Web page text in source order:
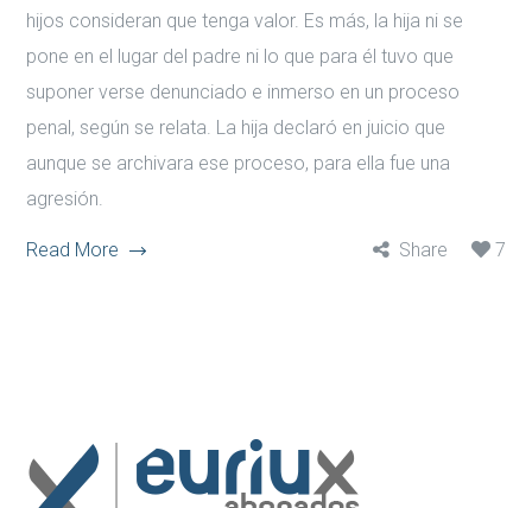
hijos consideran que tenga valor. Es más, la hija ni se
pone en el lugar del padre ni lo que para él tuvo que
suponer verse denunciado e inmerso en un proceso
penal, según se relata. La hija declaró en juicio que
aunque se archivara ese proceso, para ella fue una
agresión.
Read More Share 7